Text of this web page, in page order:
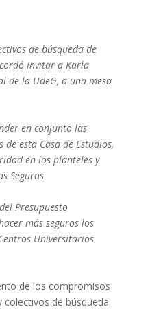
de búsqueda de
invitar a Karla
de la UdeG, a una mesa
en conjunto las
esta Casa de Estudios,
en los planteles y
Seguros
Presupuesto
más seguros los
Universitarios
de los compromisos
de búsqueda